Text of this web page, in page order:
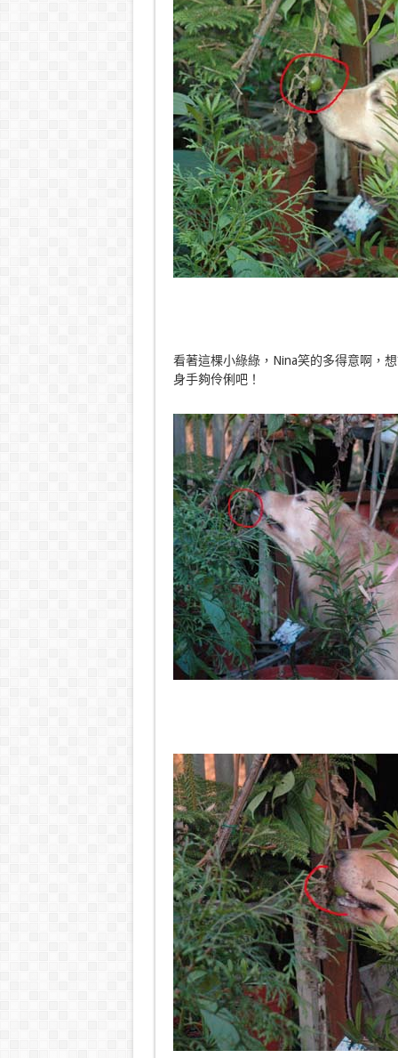
看著這棵小綠綠，Nina笑的多得意啊，
身手夠伶俐吧！